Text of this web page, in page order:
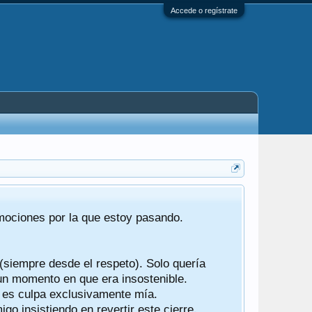
Accede o regístrate
por la que estoy pasando.
desde el respeto). Solo quería
momento en que era insostenible.
culpa exclusivamente mía.
insistiendo en revertir este cierre.